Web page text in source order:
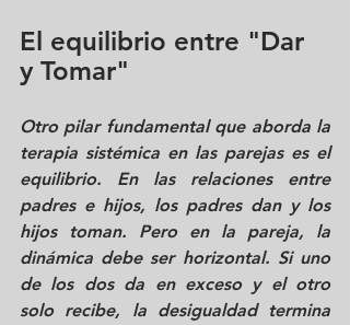
El equilibrio entre "Dar
y Tomar"
Otro pilar fundamental que aborda la
terapia sistémica en las parejas es el
equilibrio. En las relaciones entre
padres e hijos, los padres dan y los
hijos toman. Pero en la pareja, la
dinámica debe ser horizontal. Si uno
de los dos da en exceso y el otro
solo recibe, la desigualdad termina